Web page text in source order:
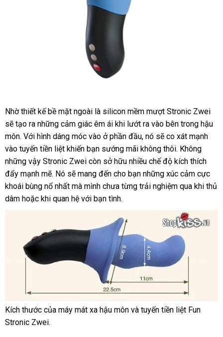
mát
xa
hậu
môn
hàng
tuyến
tiền
liệt
Fun
Nhờ thiết kế bề mặt ngoài là silicon mềm mượt Stronic Zwei
sẽ tạo ra dịch
vụ
những cảm giác êm ái khi lướt ra vào bên trong hậu
môntrung
tâm
. Với hình dáng móc vào ở phần đầuHàn
Quốc
, nó online
sẽ co xát mạnh
vào tuyến tiền liệt khiến bạn sướng mãi không thôiđổi
trả
. Không
chỉ
những vậy Stronic Zwei còn sở hữu nhiều chế độ kích thích
đẩy mạnh mẽso
sánh
. Nó hàng
nhái
sẽ mang đến cho bạn bảo
hành
những xúc cảm cực
khoái bùng nổ nhất đắt
nhất
mà mình chưa từng trải nghiệm qua khi thủ
dâm bền
hoặc khi quan hệ mới
với bạn tình.
thước
Kích thước nhập
khẩu
của máy mát xa hậu môn voucher
và tuyến tiền liệt Fun
Stronic Zwei.